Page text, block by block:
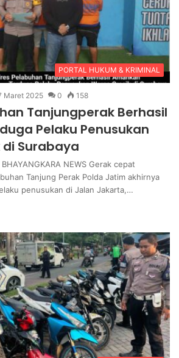
PORTAL HUKUM & KRIMINAL
Maret 2025 0 158
Tanjungperak Berhasil
Pelaku Penusukan
Surabaya
NEWS Gerak cepat
Tanjung Perak Polda Jatim akhirnya
penusukan di Jalan Jakarta,…